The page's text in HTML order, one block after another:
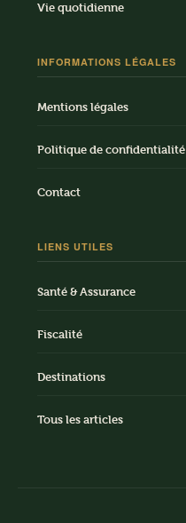
Vie quotidienne
INFORMATIONS LÉGALES
Mentions légales
Politique de confidentialité
Contact
LIENS UTILES
Santé & Assurance
Fiscalité
Destinations
Tous les articles